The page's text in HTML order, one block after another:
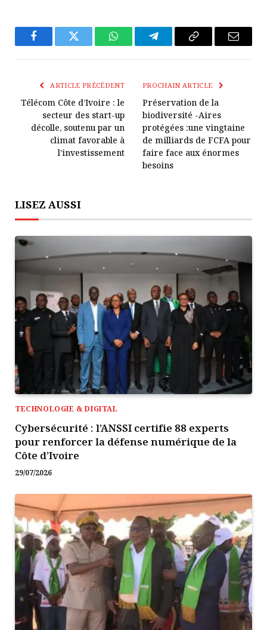
FacebookTwitter WhatsAppTélégrammeCopier
Lien
E-
ARTICLE PRÉCÉDENT
Télécom Côte d’Ivoire : le
secteur des start-up
décolle, soutenu par un
climat favorable à
l’investissement
PROCHAIN ARTICLE
Préservation de la
biodiversité -Aires
protégées :une vingtaine
de milliards de FCFA pour
faire face aux énormes
besoins
LISEZ AUSSI
TECHNOLOGIE & DIGITAL
Cybersécurité : l’ANSSI certifie 88 experts
pour renforcer la défense numérique de la
Côte d’Ivoire
29/07/2026